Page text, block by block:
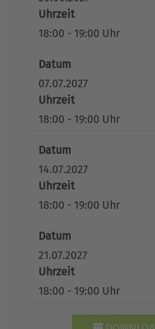
Uhrzeit
18:00 - 19:00 Uhr
Datum
07.07.2027
Uhrzeit
18:00 - 19:00 Uhr
Datum
14.07.2027
Uhrzeit
18:00 - 19:00 Uhr
Datum
21.07.2027
Uhrzeit
18:00 - 19:00 Uhr